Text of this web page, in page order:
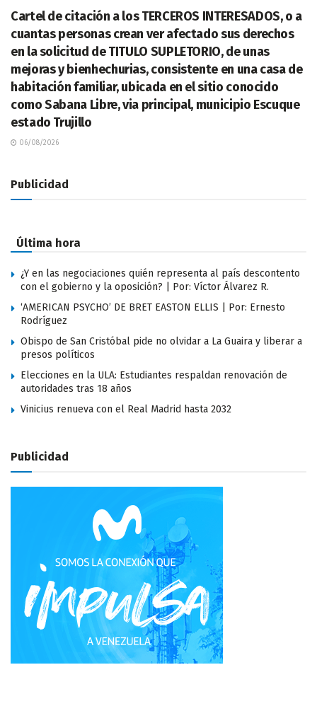
Cartel de citación a los TERCEROS INTERESADOS, o a
cuantas personas crean ver afectado sus derechos
en la solicitud de TITULO SUPLETORIO, de unas
mejoras y bienhechurias, consistente en una casa de
habitación familiar, ubicada en el sitio conocido
como Sabana Libre, via principal, municipio Escuque
estado Trujillo
06/08/2026
Publicidad
Última hora
¿Y en las negociaciones quién representa al país descontento
con el gobierno y la oposición? | Por: Víctor Álvarez R.
‘AMERICAN PSYCHO’ DE BRET EASTON ELLIS | Por: Ernesto
Rodríguez
Obispo de San Cristóbal pide no olvidar a La Guaira y liberar a
presos políticos
Elecciones en la ULA: Estudiantes respaldan renovación de
autoridades tras 18 años
Vinicius renueva con el Real Madrid hasta 2032
Publicidad